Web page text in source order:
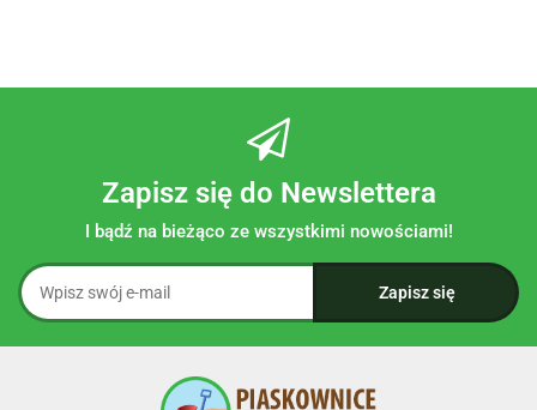
Zapisz się do Newslettera
I bądź na bieżąco ze wszystkimi nowościami!